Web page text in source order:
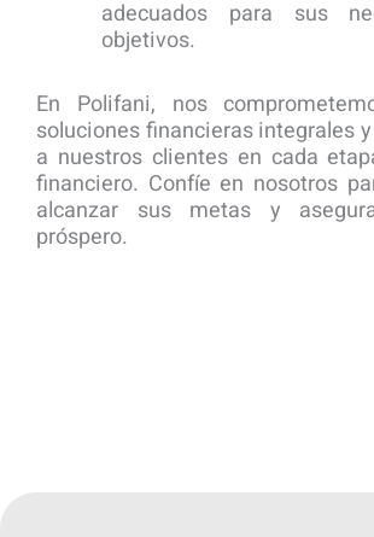
adecuados para sus
objetivos.
En Polifani, nos
soluciones financieras integrales
a nuestros clientes en cada
financiero. Confíe en nosotros
alcanzar sus metas y
próspero.